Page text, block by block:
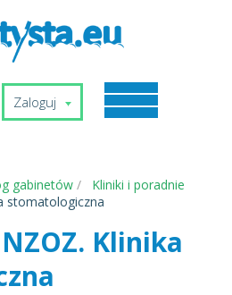
Zaloguj
gabinetów
Kliniki i poradnie
stomatologiczna
Klinika